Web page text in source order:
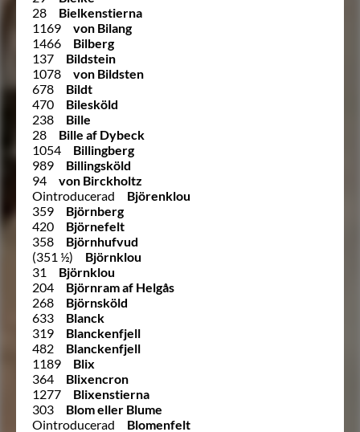
28
Bielkenstierna
1169
von Bilang
1466
Bilberg
137
Bildstein
1078
von Bildsten
678
Bildt
470
Bilesköld
238
Bille
28
Bille af Dybeck
1054
Billingberg
989
Billingsköld
94
von Birckholtz
Ointroducerad
Björenklou
359
Björnberg
420
Björnefelt
358
Björnhufvud
(351 ½)
Björnklou
31
Björnklou
204
Björnram af Helgås
268
Björnsköld
633
Blanck
319
Blanckenfjell
482
Blanckenfjell
1189
Blix
364
Blixencron
1277
Blixenstierna
303
Blom eller Blume
Ointroducerad
Blomenfelt